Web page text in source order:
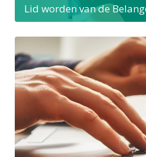
Lid worden van de